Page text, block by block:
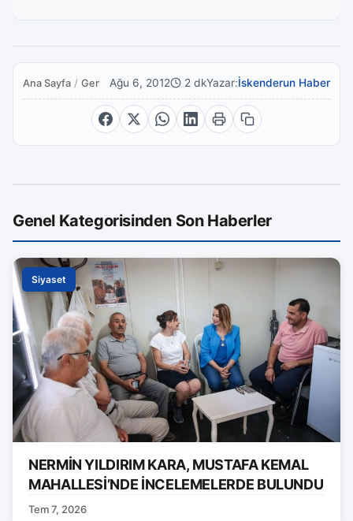
Ana Sayfa / Genel Ağu 6, 2012 2 dkYazar:İskenderun Haber
Genel Kategorisinden Son Haberler
Siyaset
NERMİN YILDIRIM KARA, MUSTAFA KEMAL
MAHALLESİ’NDE İNCELEMELERDE BULUNDU
Tem 7, 2026